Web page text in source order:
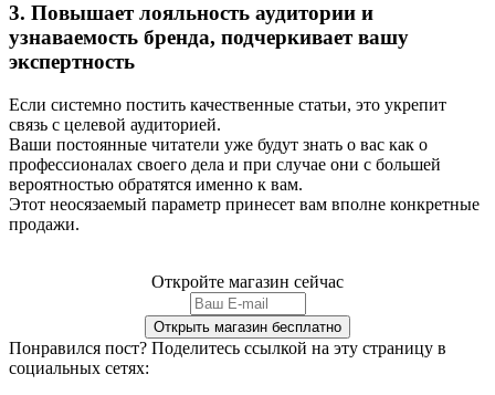
3. Повышает лояльность аудитории и
узнаваемость бренда, подчеркивает вашу
экспертность
Если системно постить качественные статьи, это укрепит
связь с целевой аудиторией.
Ваши постоянные читатели уже будут знать о вас как о
профессионалах своего дела и при случае они с большей
вероятностью обратятся именно к вам.
Этот неосязаемый параметр принесет вам вполне конкретные
продажи.
Откройте магазин сейчас
Понравился пост? Поделитесь ссылкой на эту страницу в
социальных сетях: